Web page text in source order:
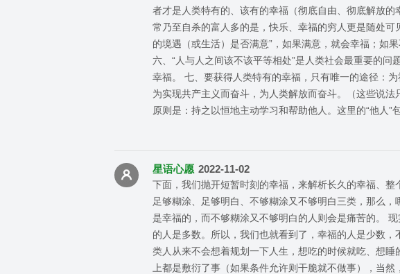
者才是人类特有的、该有的幸福（彻底自由、彻底解放
常乃至自杀的富人多的是，快乐、幸福的穷人更是随处
的境遇（或生活）是否满意”，如果满意，就会幸福；如
六、“人与人之间该不该平等相处”是人类社会最重要的
幸福。 七、要获得人类特有的幸福，只有唯一的途径：
为实现共产主义而奋斗，为人类解放而奋斗。（这些说
原则是：持之以恒地主动学习和帮助他人。这里的“他人”
星语心愿 2022-11-02
下面，我们抛开短暂时刻的幸福，来解析长久的幸福、
足够糊涂、足够明白、不够糊涂又不够明白三类，那么
是幸福的，而不够糊涂又不够明白的人则会是痛苦的。
的人是多数。所以，我们也就看到了，幸福的人是少数
类人从来不会想着规划一下人生，想吃的时候就吃、想
上都是敷衍了事（如果条件允许则干脆就不做事），当